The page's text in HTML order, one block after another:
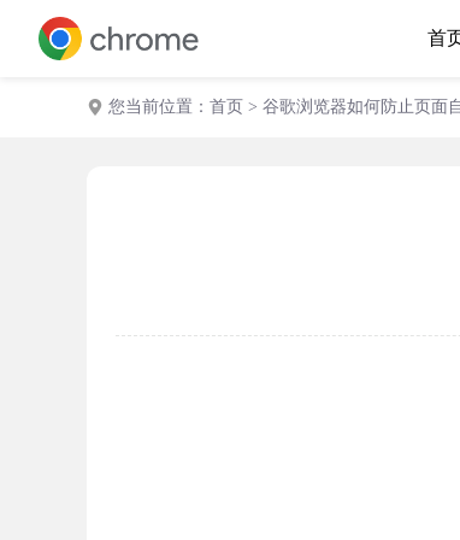
首
您当前位置： 首页 > 谷歌浏览器如何防止页面